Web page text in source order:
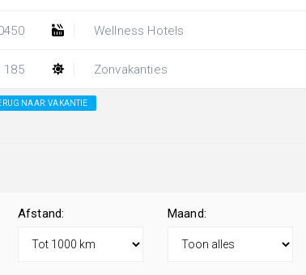
185
Wellness Hotels
Zonvakanties
NAAR: VAKANTIE
Afstand: Maand: